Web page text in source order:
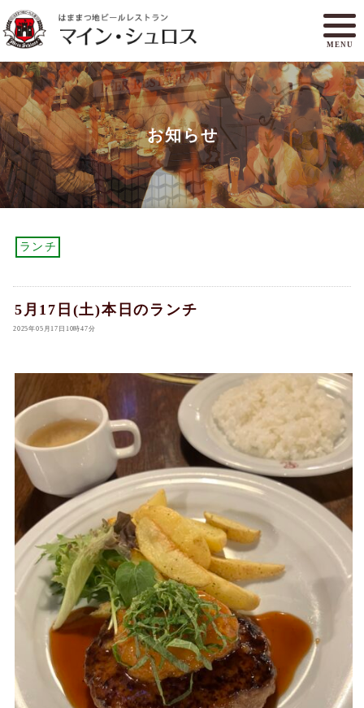
MENU
メニュー
ランチ
アクセスマップ
マイン・シュロスとは
オンラインショップ
お知らせ
ランチ
5月17日(土)本日のランチ
2025年05月17日10時47分